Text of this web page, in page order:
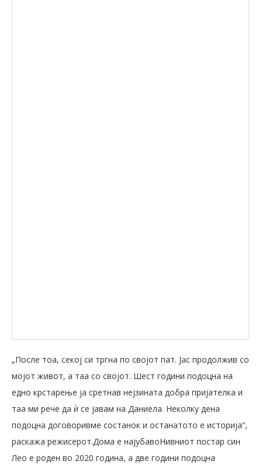
„После тоа, секој си тргна по својот пат. Јас продолжив со
мојот живот, а таа со својот. Шест години подоцна на
едно крстарење ја сретнав нејзината добра пријателка и
таа ми рече да ѝ се јавам на Даниела. Неколку дена
подоцна договоривме состанок и останатото е историја“,
раскажа режисерот.Дома е најубавоНивниот постар син
Лео е роден во 2020 година, а две години подоцна